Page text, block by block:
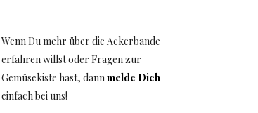
Wenn Du mehr über die Ackerbande
erfahren willst oder Fragen zur
Gemüsekiste hast, dannmelde Dich
einfach bei uns!